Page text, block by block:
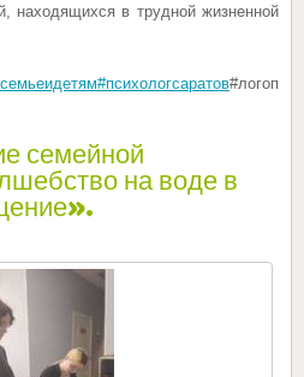
находящихся в трудной жизненной
#психологсаратов#логоп
семейной
на воде в